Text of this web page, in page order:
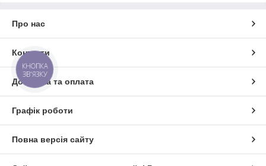
Про нас
Контакти
Доставка та оплата
Графік роботи
Повна версія сайту
КНОПКА
ЗВ'ЯЗКУ